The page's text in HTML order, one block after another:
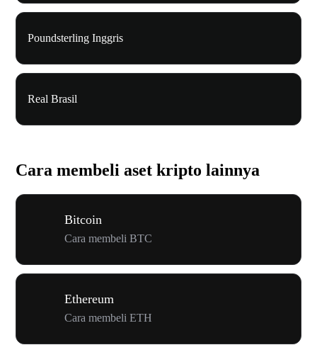
Poundsterling Inggris
Real Brasil
Cara membeli aset kripto lainnya
Bitcoin
Cara membeli BTC
Ethereum
Cara membeli ETH